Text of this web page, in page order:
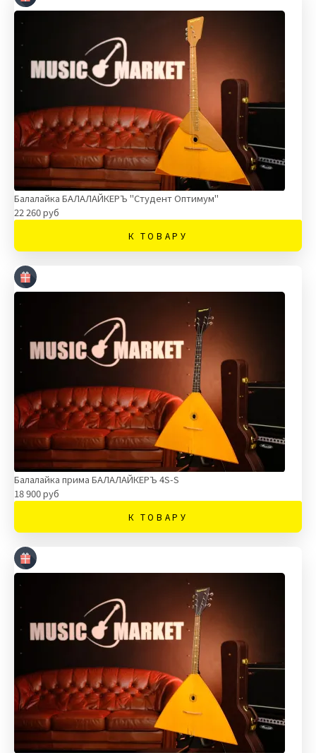
Балалайка БАЛАЛАЙКЕРЪ "Студент Оптимум"
22 260 руб
К ТОВАРУ
Балалайка прима БАЛАЛАЙКЕРЪ 4S-S
18 900 руб
К ТОВАРУ